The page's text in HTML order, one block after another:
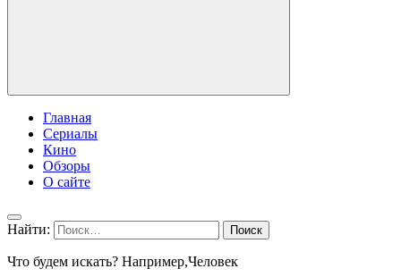
Главная
Сериалы
Кино
Обзоры
О сайте
Найти:
Что будем искать? Например,Человек